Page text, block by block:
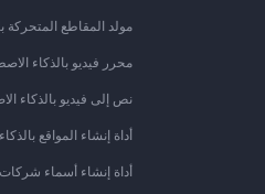
مولد المقاطع المتحركة
محرر فيديو بالذكاء
نص إلى فيديو بالذكاء
أداة إنشاء المواقع
أداة إنشاء أسماء شركات